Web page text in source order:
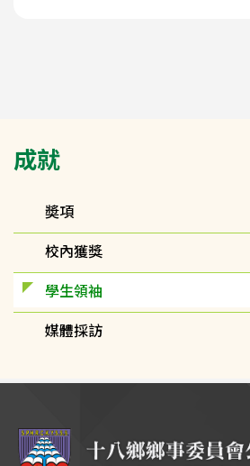
navigation
成就
奬項
校內獲獎
學生領袖
媒體採訪